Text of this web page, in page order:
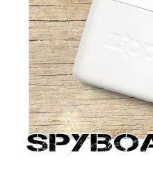
СПОРТНИ
И
СМАРТ
ЧАСОВНИЦИ
сигурност
Боди
камери